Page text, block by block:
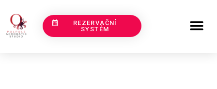
REZERVAČNÍ
SYSTÉM